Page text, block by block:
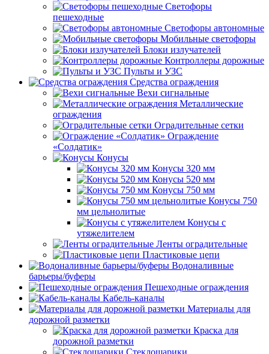
Светофоры
пешеходные
Светофоры автономные
Мобильные светофоры
Блоки излучателей
Контроллеры дорожные
Пульты и УЗС
Средства ограждения
Вехи сигнальные
Металлические
ограждения
Оградительные сетки
Ограждение
«Солдатик»
Конусы
Конусы 320 мм
Конусы 520 мм
Конусы 750 мм
Конусы 750
мм цельнолитые
Конусы с
утяжелителем
Ленты оградительные
Пластиковые цепи
Водоналивные
барьеры/буферы
Пешеходные ограждения
Кабель-каналы
Материалы для
дорожной разметки
Краска для
дорожной разметки
Стеклошарики